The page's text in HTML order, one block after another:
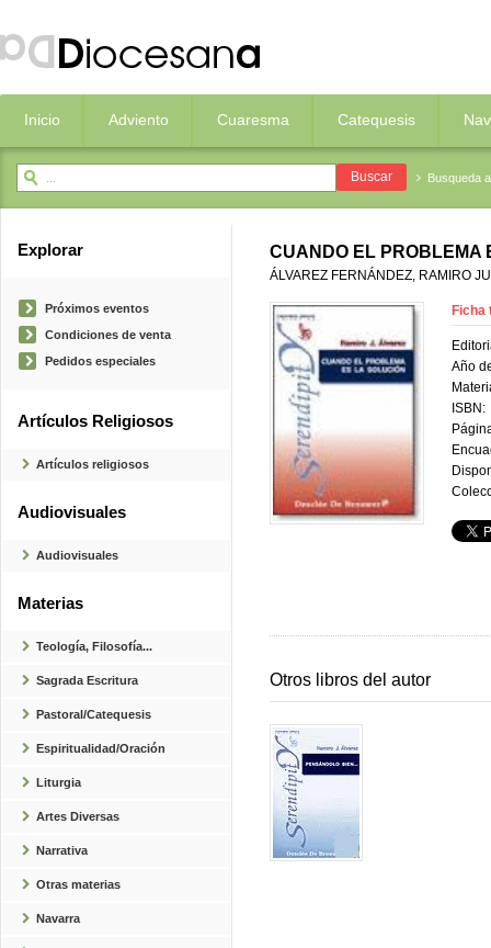
Inicio Adviento Cuaresma Catequesis
Busqueda
Explorar
Próximos eventos
Condiciones de venta
Pedidos especiales
Artículos Religiosos
Artículos religiosos
Audiovisuales
Audiovisuales
Materias
Teología, Filosofía...
Sagrada Escritura
Pastoral/Catequesis
Espiritualidad/Oración
Liturgia
Artes Diversas
Narrativa
Otras materias
Navarra
CUANDO EL PROBLEMA
ÁLVAREZ FERNÁNDEZ, RAMIRO
Ficha
Año
ISBN:
Otros libros del autor